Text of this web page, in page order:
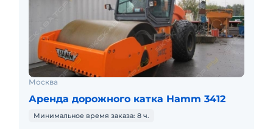
Москва
Аренда дорожного катка Hamm 3412
Минимальное время заказа: 8 ч.